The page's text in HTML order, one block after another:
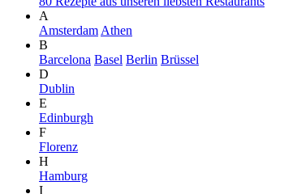
A
Amsterdam Athen
B
Barcelona Basel Berlin Brüssel
D
Dublin
E
Edinburgh
F
Florenz
H
Hamburg
I